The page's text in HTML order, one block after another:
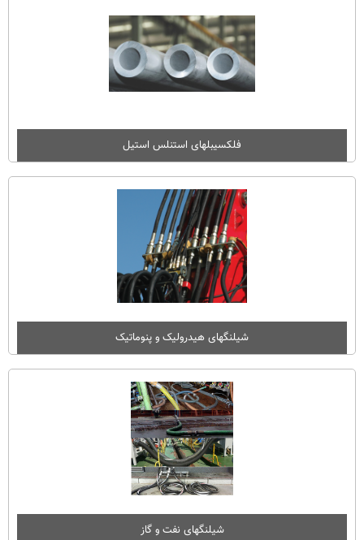
فلکسیبلهای استنلس استیل
شیلنگهای هیدرولیک و پنوماتیک
شیلنگهای نفت و گاز